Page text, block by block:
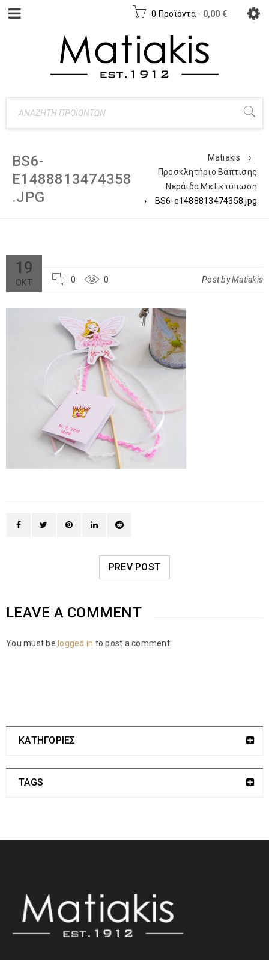
0 Προϊόντα - 0,00 €
BS6-
E1488813474358
.JPG
Matiakis
›
Προσκλητήριο Βάπτισης
Νεράιδα Με Εκτύπωση
›
BS6-e1488813474358.jpg
19
ΟΚΤ 0 0 Post byMatiakis
PREV POST
LEAVE A COMMENT
You must be logged in to post a comment.
ΚΑΤΗΓΟΡΙΕΣ
TAGS